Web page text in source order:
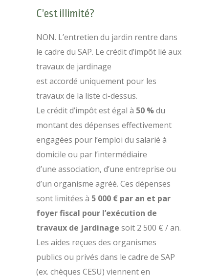
C’est illimité?
NON. L’entretien du jardin rentre dans
le cadre du SAP. Le crédit d’impôt lié aux
travaux de jardinage
est accordé uniquement pour les
travaux de la liste ci-dessus.
Le crédit d’impôt est égal à 50 %du
montant des dépenses effectivement
engagées pour l’emploi du salarié à
domicile ou par l’intermédiaire
d’une association, d’une entreprise ou
d’un organisme agréé. Ces dépenses
sont limitées à 5 000 € par an et par
foyer fiscal pour l’exécution de
travaux de jardinage soit 2 500 € / an.
Les aides reçues des organismes
publics ou privés dans le cadre de SAP
(ex. chèques CESU) viennent en